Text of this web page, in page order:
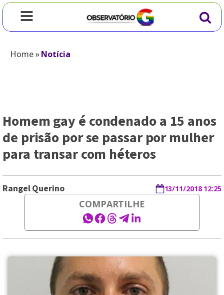
Home»Notícia
Homem gay é condenado a 15 anos
de prisão por se passar por mulher
para transar com héteros
Rangel Querino 13/11/2018 12:25
COMPARTILHE